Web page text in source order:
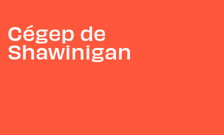
Cégep de
Shawinigan